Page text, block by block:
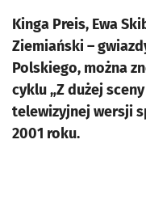
Kinga Preis, Ewa
Ziemiański –
Polskiego, można
cyklu „Z dużej
telewizyjnej wersji
2001 roku.